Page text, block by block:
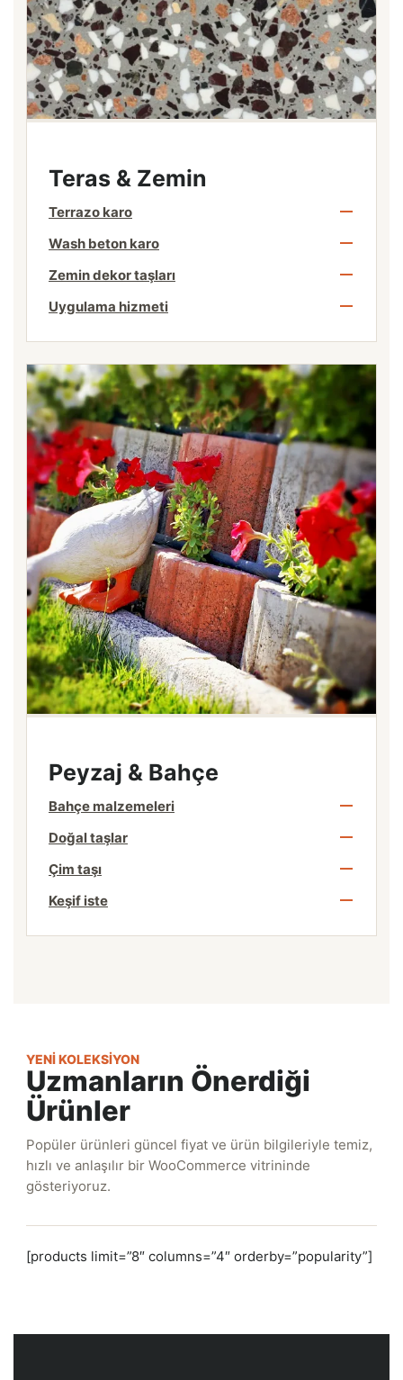
Teras & Zemin
Terrazo karo
Wash beton karo
Zemin dekor taşları
Uygulama hizmeti
Peyzaj & Bahçe
Bahçe malzemeleri
Doğal taşlar
Çim taşı
Keşif iste
YENI KOLEKSIYON
Uzmanların Önerdiği
Ürünler
Popüler ürünleri güncel fiyat ve ürün bilgileriyle temiz,
hızlı ve anlaşılır bir WooCommerce vitrininde
gösteriyoruz.
[products limit=”8″ columns=”4″ orderby=”popularity”]